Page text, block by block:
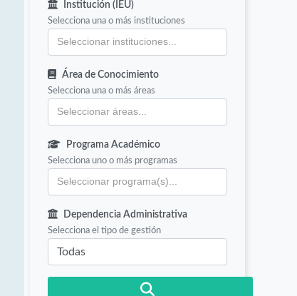
Institución (IEU)
Selecciona una o más instituciones
Área de Conocimiento
Selecciona una o más áreas
Programa Académico
Selecciona uno o más programas
Dependencia Administrativa
Selecciona el tipo de gestión